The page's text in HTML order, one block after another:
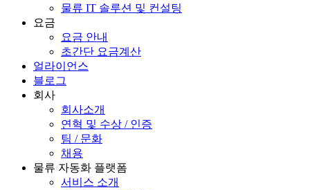
물류 IT 솔루션 및 컨설팅
요금
요금 안내
초간단 요금계산
얼라이언스
블로그
회사
회사소개
연혁 및 수상 / 인증
팀 / 문화
채용
물류 자동화 플랫폼
서비스 소개